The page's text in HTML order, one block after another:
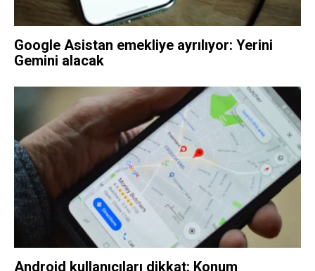
Google Asistan emekliye ayrılıyor: Yerini
Gemini alacak
Android kullanıcıları dikkat: Konum